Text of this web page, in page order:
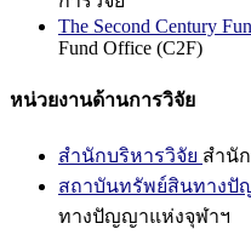
The Second Century
Fund Office (C2F)
หน่วยงานด้านการวิจัย
สำนักบริหารวิจัย สำนั
สถาบันทรัพย์สินทางปั
ทางปัญญาแห่งจุฬาฯ